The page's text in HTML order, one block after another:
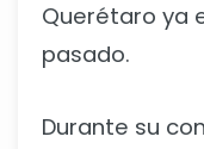
Querétaro ya
pasado.
Durante su